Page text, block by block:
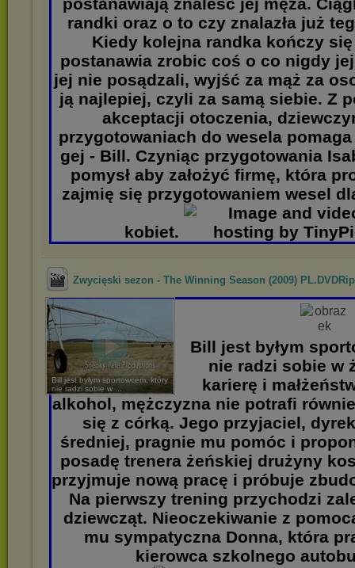
randki oraz o to czy znalazła już
Kiedy kolejna randka kończy
postanawia zrobic coś o co nigdy
jej nie posądzali, wyjść za mąż za
ją najlepiej, czyli za samą siebie. Z
akceptacji otoczenia,
przygotowaniach do wesela
gej - Bill. Czyniąc przygotowania
pomysł aby założyć firmę, która
zajmię się przygotowaniem wesel
kobiet.
Zwycięski sezon - The Winning Season (2009)
Bill jest byłym sportowcem, który
nie radzi sobie w ...
Bill jest byłym
nie radzi sobie w
karierę i
alkohol, mężczyzna nie potrafi
się z córką. Jego przyjaciel,
średniej, pragnie mu pomóc i
posadę trenera żeńskiej drużyny
przyjmuje nową pracę i próbuje
Na pierwszy trening przychodzi
dziewcząt. Nieoczekiwanie z
mu sympatyczna Donna, która
kierowca szkolnego